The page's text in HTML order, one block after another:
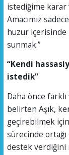
istediğime
Amacımız
huzur
sunmak.”
“Kendi
istedik”
Daha önce
belirten Aşık,
geçirebilmek
sürecinde
destek verdiğini